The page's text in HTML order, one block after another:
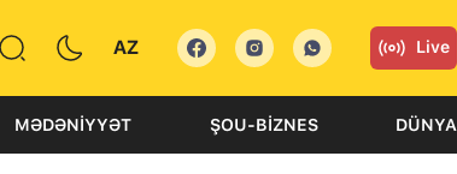
AZ Live
MƏDƏNIYYƏT ŞOU-BIZNES DÜNYA